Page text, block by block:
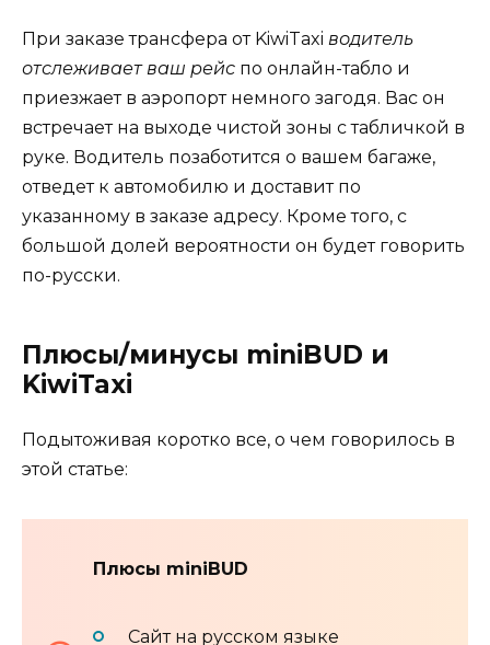
При заказе трансфера от KiwiTaxi водитель
отслеживает ваш рейс по онлайн-табло и
приезжает в аэропорт немного загодя. Вас он
встречает на выходе чистой зоны с табличкой в
руке. Водитель позаботится о вашем багаже,
отведет к автомобилю и доставит по
указанному в заказе адресу. Кроме того, с
большой долей вероятности он будет говорить
по-русски.
Плюсы/минусы miniBUD и
KiwiTaxi
Подытоживая коротко все, о чем говорилось в
этой статье:
Плюсы miniBUD
Сайт на русском языке